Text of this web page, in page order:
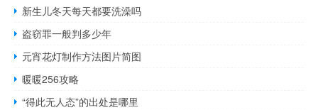
新生儿冬天每天都要洗澡吗
盗窃罪一般判多少年
元宵花灯制作方法图片简图
暖暖256攻略
“得此无人态”的出处是哪里